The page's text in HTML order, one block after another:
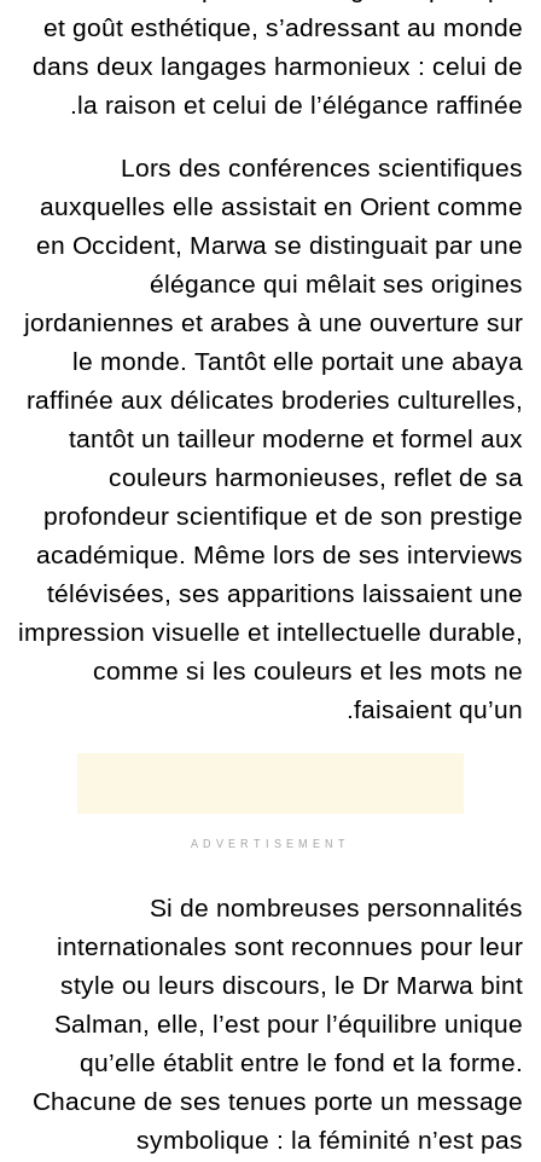
et goût esthétique, s’adressant au monde
dans deux langages harmonieux : celui de
la raison et celui de l’élégance raffinée.
Lors des conférences scientifiques
auxquelles elle assistait en Orient comme
en Occident, Marwa se distinguait par une
élégance qui mêlait ses origines
jordaniennes et arabes à une ouverture sur
le monde. Tantôt elle portait une abaya
raffinée aux délicates broderies culturelles,
tantôt un tailleur moderne et formel aux
couleurs harmonieuses, reflet de sa
profondeur scientifique et de son prestige
académique. Même lors de ses interviews
télévisées, ses apparitions laissaient une
impression visuelle et intellectuelle durable,
comme si les couleurs et les mots ne
faisaient qu’un.
ADVERTISEMENT
Si de nombreuses personnalités
internationales sont reconnues pour leur
style ou leurs discours, le Dr Marwa bint
Salman, elle, l’est pour l’équilibre unique
qu’elle établit entre le fond et la forme.
Chacune de ses tenues porte un message
symbolique : la féminité n’est pas